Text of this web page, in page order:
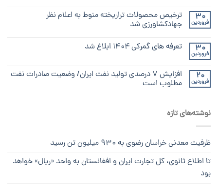
30
فروردین
ترخیص محصولات تراریخته منوط به اعلام نظر
جهادکشاورزی شد
30
فروردین
تعرفه های گمرکی ۱۴۰۴ ابلاغ شد
20
فروردین
افزایش ۷ درصدی تولید نفت ایران/ وضعیت صادرات نفت
مطلوب است
نوشته‌های تازه
ظرفیت معدنی خراسان رضوی به ۹۳۰ میلیون تن رسید
تا اطلاع ثانوی، کل تجارت ایران و افغانستان به واحد «ریال» خواهد
بود